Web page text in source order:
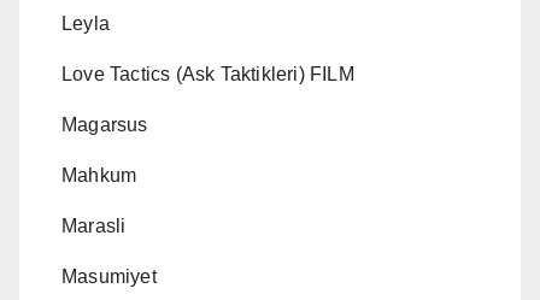
Leyla
Love Tactics (Ask Taktikleri) FILM
Magarsus
Mahkum
Marasli
Masumiyet